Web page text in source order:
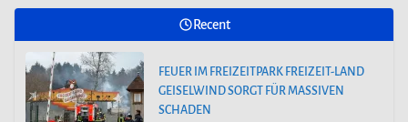
Recent
FEUER IM FREIZEITPARK FREIZEIT-LAND
GEISELWIND SORGT FÜR MASSIVEN
SCHADEN